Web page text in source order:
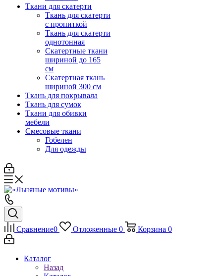
Ткани для скатерти
Ткань для скатерти
с пропиткой
Ткань для скатерти
однотонная
Скатертные ткани
шириной до 165
см
Скатертная ткань
шириной 300 см
Ткань для покрывала
Ткань для сумок
Ткани для обивки
мебели
Смесовые ткани
Гобелен
Для одежды
Сравнение0 Отложенные 0 Корзина 0
Каталог
Назад